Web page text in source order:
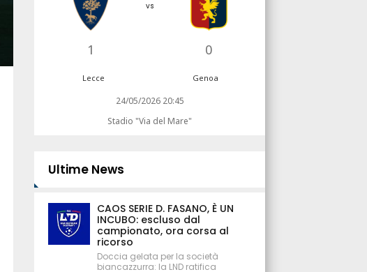
1
vs
0
Lecce Genoa
24/05/2026 20:45
Stadio "Via del Mare"
Ultime News
CAOS SERIE D. FASANO, È UN
INCUBO: escluso dal
campionato, ora corsa al
ricorso
Doccia gelata per la società
biancazzurra: la LND ratifica